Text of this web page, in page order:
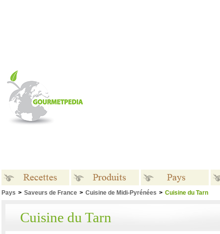
Pays > Saveurs de France > Cuisine de Midi-Pyrénées > Cuisine du Tarn
Cuisine du Tarn